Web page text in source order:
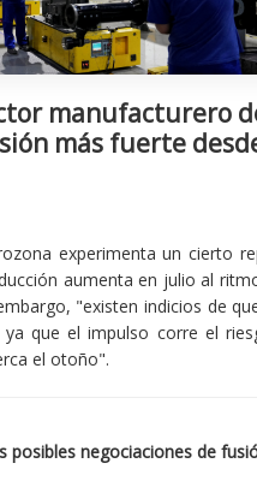
manufacturero
más fuerte
experimenta un cierto
aumenta en julio al
"existen indicios de
que el impulso corre el
el otoño".
posibles negociaciones de